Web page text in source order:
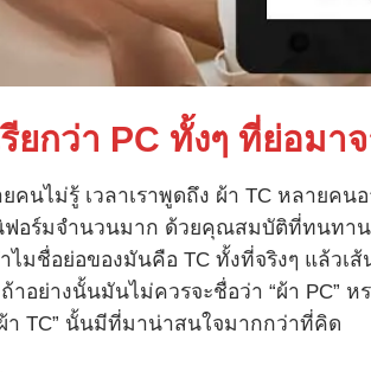
ยกว่า PC ทั้งๆ ที่ย่อมา
ยคนไม่รู้ เวลาเราพูดถึง ผ้า TC หลายค
ฟอร์มจำนวนมาก ด้วยคุณสมบัติที่ทนทา
มชื่อย่อของมันคือ TC ทั้งที่จริงๆ แล้วเส้
าอย่างนั้นมันไม่ควรจะชื่อว่า “ผ้า PC”
ผ้า TC” นั้นมีที่มาน่าสนใจมากกว่าที่คิด